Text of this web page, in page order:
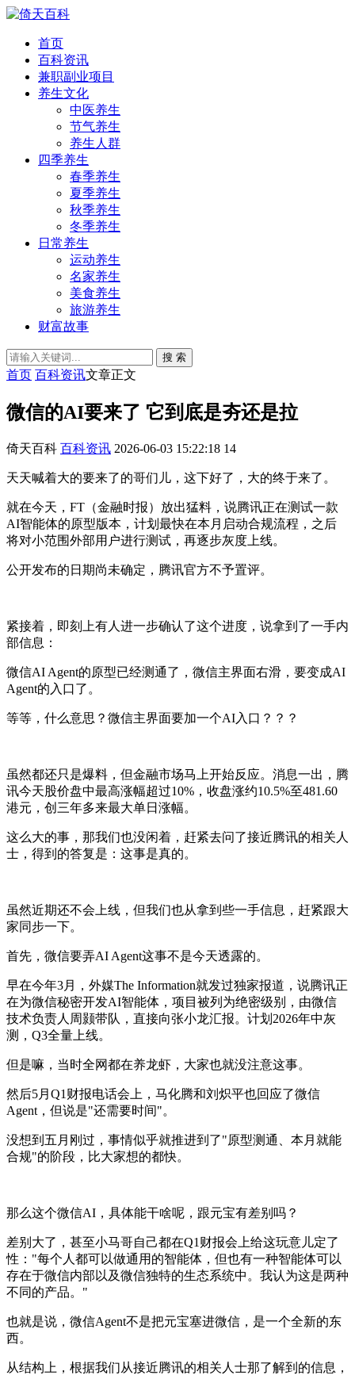
首页
百科资讯
兼职副业项目
养生文化
中医养生
节气养生
养生人群
四季养生
春季养生
夏季养生
秋季养生
冬季养生
日常养生
运动养生
名家养生
美食养生
旅游养生
财富故事
搜 索
首页 百科资讯文章正文
微信的AI要来了 它到底是夯还是拉
倚天百科 百科资讯 2026-06-03 15:22:18 14
天天喊着大的要来了的哥们儿，这下好了，大的终于来了。
就在今天，FT（金融时报）放出猛料，说腾讯正在测试一款
AI智能体的原型版本，计划最快在本月启动合规流程，之后
将对小范围外部用户进行测试，再逐步灰度上线。
公开发布的日期尚未确定，腾讯官方不予置评。
紧接着，即刻上有人进一步确认了这个进度，说拿到了一手内
部信息：
微信AI Agent的原型已经测通了，微信主界面右滑，要变成AI
Agent的入口了。
等等，什么意思？微信主界面要加一个AI入口？？？
虽然都还只是爆料，但金融市场马上开始反应。消息一出，腾
讯今天股价盘中最高涨幅超过10%，收盘涨约10.5%至481.60
港元，创三年多来最大单日涨幅。
这么大的事，那我们也没闲着，赶紧去问了接近腾讯的相关人
士，得到的答复是：这事是真的。
虽然近期还不会上线，但我们也从拿到些一手信息，赶紧跟大
家同步一下。
首先，微信要弄AI Agent这事不是今天透露的。
早在今年3月，外媒The Information就发过独家报道，说腾讯正
在为微信秘密开发AI智能体，项目被列为绝密级别，由微信
技术负责人周颢带队，直接向张小龙汇报。计划2026年中灰
测，Q3全量上线。
但是嘛，当时全网都在养龙虾，大家也就没注意这事。
然后5月Q1财报电话会上，马化腾和刘炽平也回应了微信
Agent，但说是"还需要时间"。
没想到五月刚过，事情似乎就推进到了"原型测通、本月就能
合规"的阶段，比大家想的都快。
那么这个微信AI，具体能干啥呢，跟元宝有差别吗？
差别大了，甚至小马哥自己都在Q1财报会上给这玩意儿定了
性："每个人都可以做通用的智能体，但也有一种智能体可以
存在于微信内部以及微信独特的生态系统中。我认为这是两种
不同的产品。"
也就是说，微信Agent不是把元宝塞进微信，是一个全新的东
西。
从结构上，根据我们从接近腾讯的相关人士那了解到的信息，